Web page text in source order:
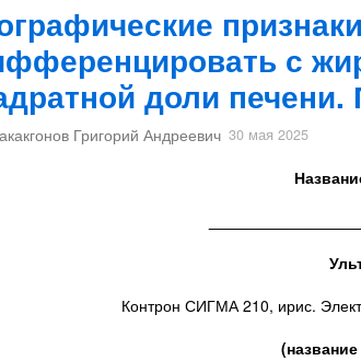
с
доли
Григорий Андреевич 30 мая 2025
Контрон СИГМА 210, ирис.